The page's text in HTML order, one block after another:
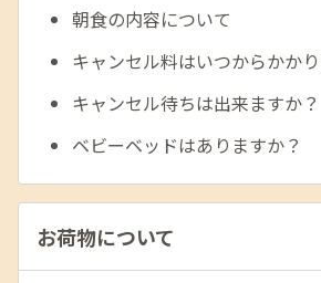
朝食の内容について
キャンセル料はいつからかか
キャンセル待ちは出来ますか？
ベビーベッドはありますか？
お荷物について